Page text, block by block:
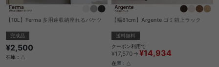
【10L】Ferma 多用途収納座れるバケツ
完成品
¥2,500
在庫：△
【幅81cm】Argente ゴミ箱上ラック
送料無料
クーポン利用で
¥17,570→ ¥14,934
在庫：△